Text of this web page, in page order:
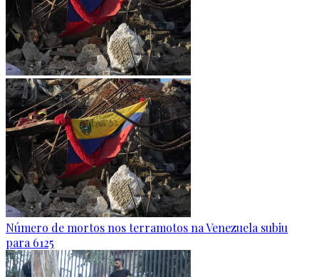
Número de mortos nos terramotos na Venezuela subiu
para 6125